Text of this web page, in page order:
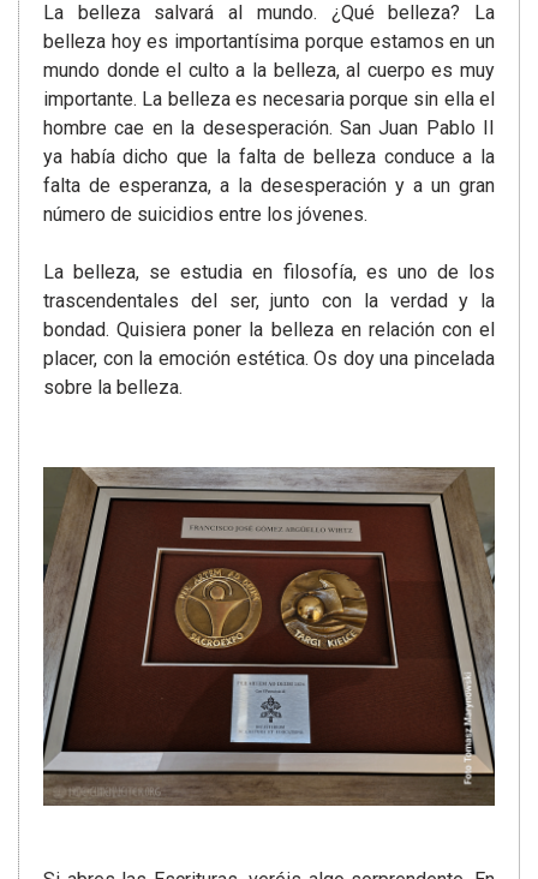
La belleza salvará al mundo. ¿Qué belleza? La
belleza hoy es importantísima porque estamos en un
mundo donde el culto a la belleza, al cuerpo es muy
importante. La belleza es necesaria porque sin ella el
hombre cae en la desesperación. San Juan Pablo II
ya había dicho que la falta de belleza conduce a la
falta de esperanza, a la desesperación y a un gran
número de suicidios entre los jóvenes.
La belleza, se estudia en filosofía, es uno de los
trascendentales del ser, junto con la verdad y la
bondad. Quisiera poner la belleza en relación con el
placer, con la emoción estética. Os doy una pincelada
sobre la belleza.